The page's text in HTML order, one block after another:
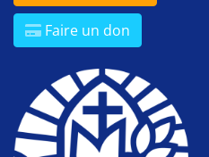
Faire un don